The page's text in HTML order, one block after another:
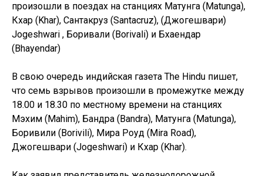
произошли в поездах на станциях Матунга (Matunga),
Кхар (Khar), Сантакруз (Santacruz), (Джогешвари)
Jogeshwari , Боривали (Borivali) и Бхаендар
(Bhayendar)
В свою очередь индийская газета The Hindu пишет,
что семь взрывов произошли в промежутке между
18.00 и 18.30 по местному времени на станциях
Мэхим (Mahim), Бандра (Bandra), Матунга (Matunga),
Боривили (Borivili), Мира Роуд (Mira Road),
Джогешвари (Jogeshwari) и Кхар (Khar).